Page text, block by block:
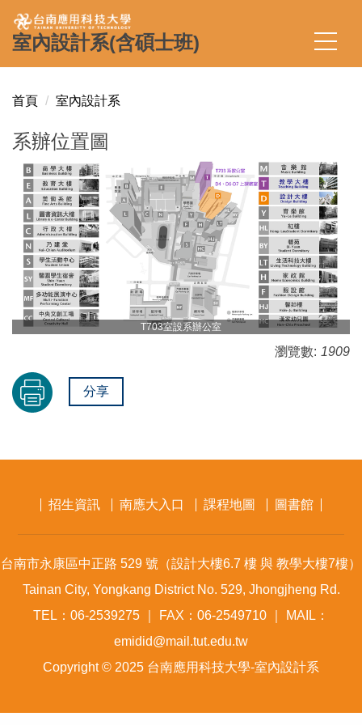
跳
到
主
要
容
室內設計系(含碩士班)
首頁 室內設計系
系辦位置圖
T703室設系辦公室
瀏覽數: 1909
分享
招生資訊 南應大入口 課程地圖 圖書館
台南市永康區中正路 529 號（設計大樓6.7 樓 與 教學大樓7樓）
Tainan City, Yongkang District No. 529, Jhongjheng Rd.
TEL：06-2539275 ｜ FAX：06-2549710 ｜ MAIL：
emidid@mail.tut.edu.tw
Copyright © 2025 台南應用科技大學-室內設計系